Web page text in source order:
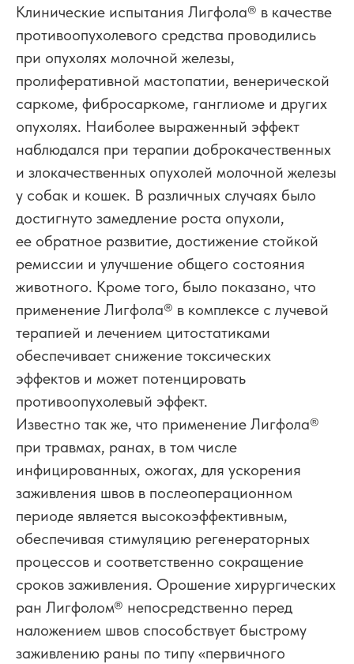
Клинические испытания Лигфола® в качестве
противоопухолевого средства проводились
при опухолях молочной железы,
пролиферативной мастопатии, венерической
саркоме, фибросаркоме, ганглиоме и других
опухолях. Наиболее выраженный эффект
наблюдался при терапии доброкачественных
и злокачественных опухолей молочной железы
у собак и кошек. В различных случаях было
достигнуто замедление роста опухоли,
ее обратное развитие, достижение стойкой
ремиссии и улучшение общего состояния
животного. Кроме того, было показано, что
применение Лигфола® в комплексе с лучевой
терапией и лечением цитостатиками
обеспечивает снижение токсических
эффектов и может потенцировать
противоопухолевый эффект.
Известно так же, что применение Лигфола®
при травмах, ранах, в том числе
инфицированных, ожогах, для ускорения
заживления швов в послеоперационном
периоде является высокоэффективным,
обеспечивая стимуляцию регенераторных
процессов и соответственно сокращение
сроков заживления. Орошение хирургических
ран Лигфолом® непосредственно перед
наложением швов способствует быстрому
заживлению раны по типу «первичного